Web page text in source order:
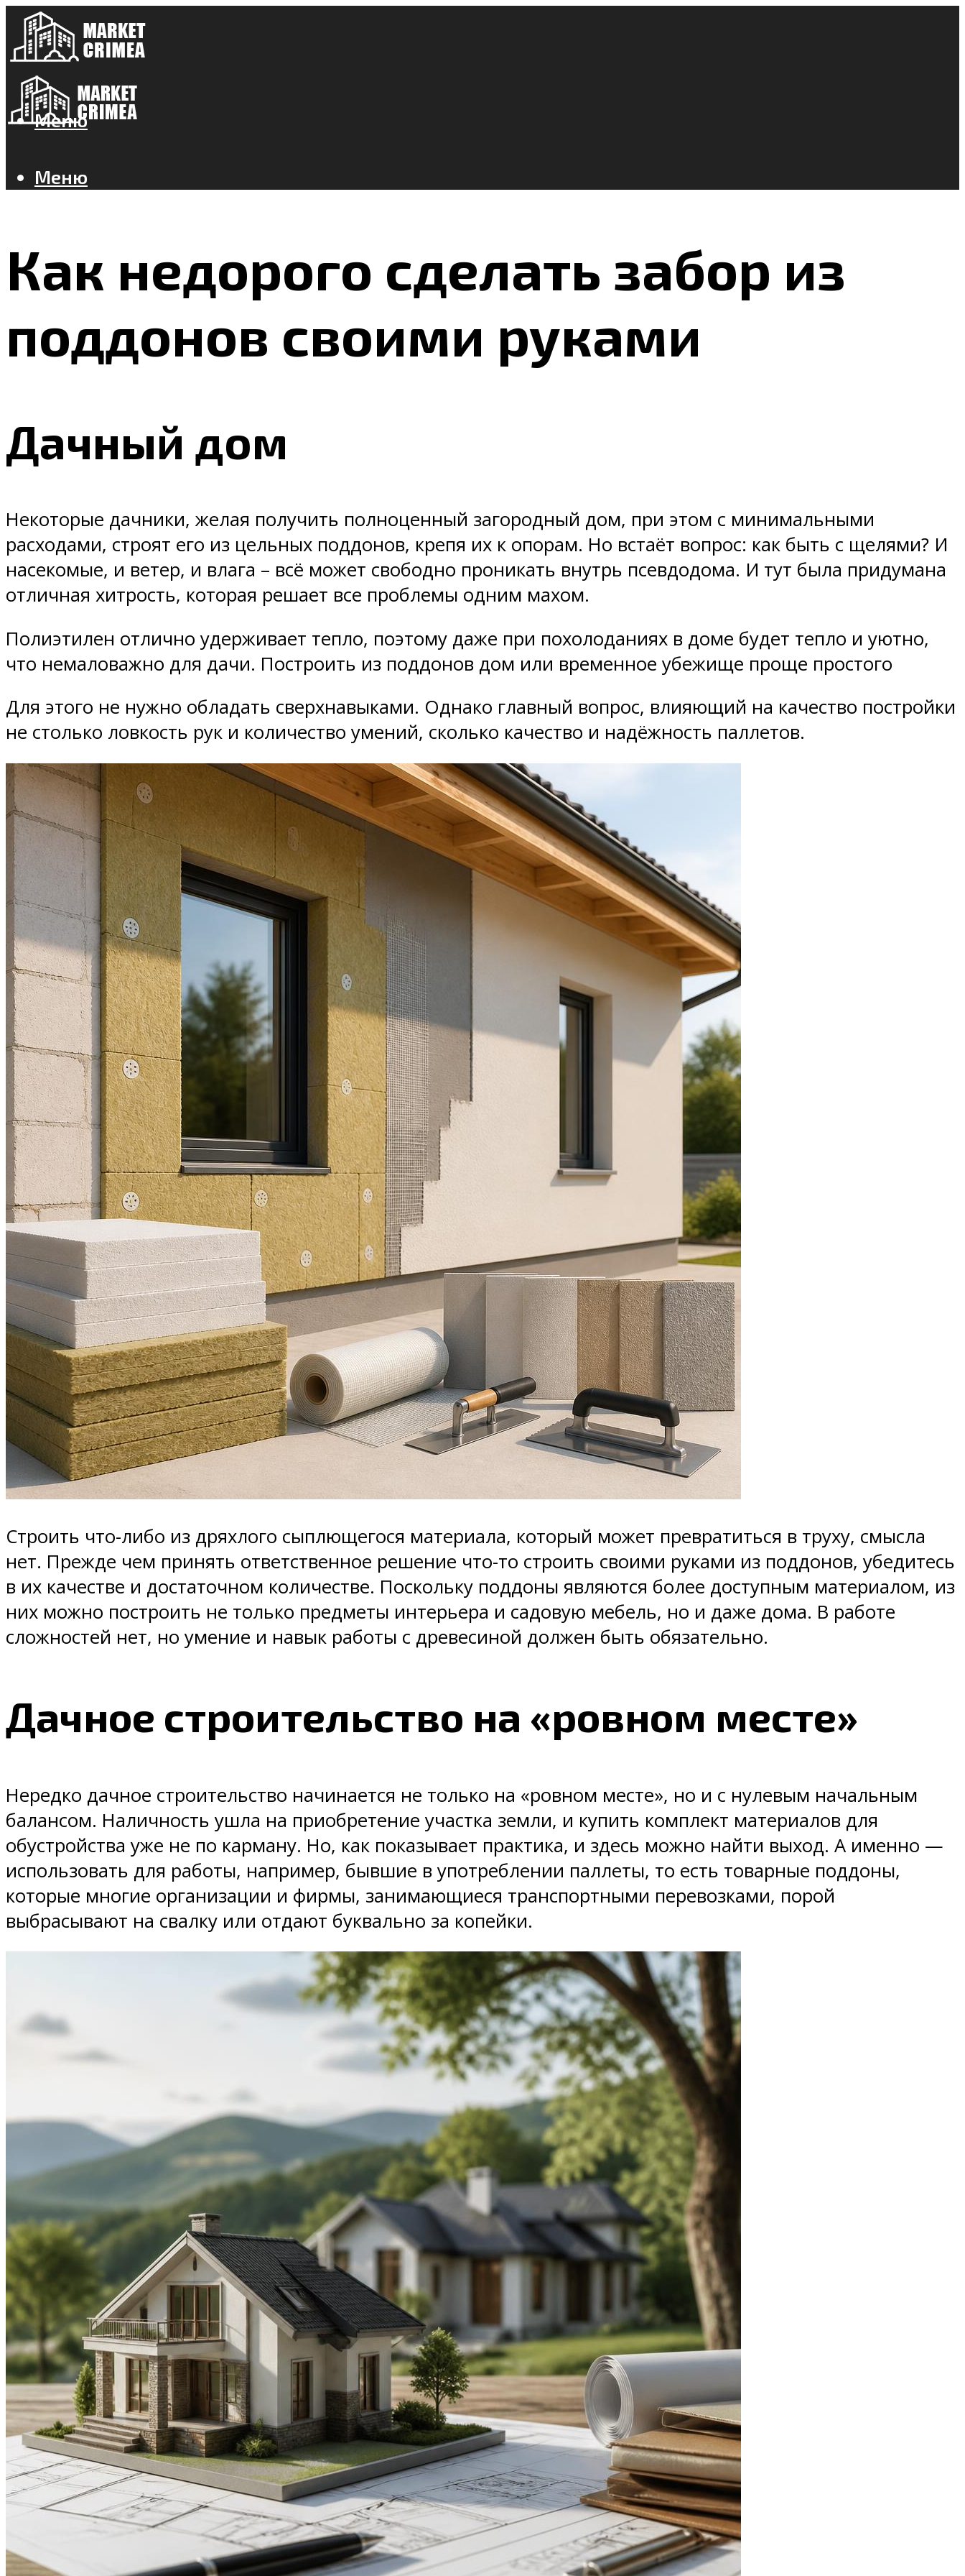
Меню
Меню
Как недорого сделать забор из
поддонов своими руками
Дачный дом
Некоторые дачники, желая получить полноценный загородный дом, при этом с минимальными
расходами, строят его из цельных поддонов, крепя их к опорам. Но встаёт вопрос: как быть с щелями? И
насекомые, и ветер, и влага – всё может свободно проникать внутрь псевдодома. И тут была придумана
отличная хитрость, которая решает все проблемы одним махом.
Полиэтилен отлично удерживает тепло, поэтому даже при похолоданиях в доме будет тепло и уютно,
что немаловажно для дачи. Построить из поддонов дом или временное убежище проще простого
Для этого не нужно обладать сверхнавыками. Однако главный вопрос, влияющий на качество постройки
не столько ловкость рук и количество умений, сколько качество и надёжность паллетов.
Строить что-либо из дряхлого сыплющегося материала, который может превратиться в труху, смысла
нет. Прежде чем принять ответственное решение что-то строить своими руками из поддонов, убедитесь
в их качестве и достаточном количестве. Поскольку поддоны являются более доступным материалом, из
них можно построить не только предметы интерьера и садовую мебель, но и даже дома. В работе
сложностей нет, но умение и навык работы с древесиной должен быть обязательно.
Дачное строительство на «ровном месте»
Нередко дачное строительство начинается не только на «ровном месте», но и с нулевым начальным
балансом. Наличность ушла на приобретение участка земли, и купить комплект материалов для
обустройства уже не по карману. Но, как показывает практика, и здесь можно найти выход. А именно —
использовать для работы, например, бывшие в употреблении паллеты, то есть товарные поддоны,
которые многие организации и фирмы, занимающиеся транспортными перевозками, порой
выбрасывают на свалку или отдают буквально за копейки.